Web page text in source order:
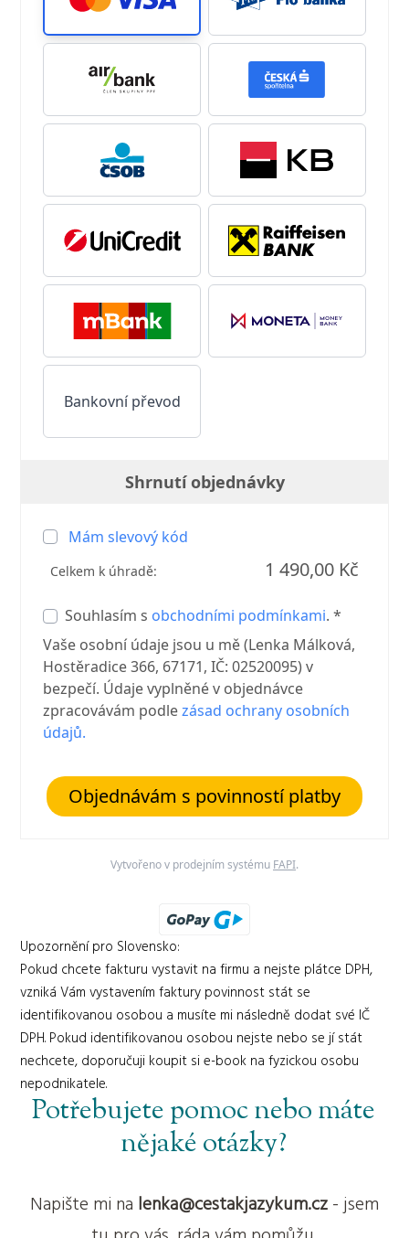
Bankovní převod
Shrnutí objednávky
Mám slevový kód
Celkem k úhradě: 1 490,00 Kč
Souhlasím s obchodními podmínkami. *
Vaše osobní údaje jsou u mě (Lenka Málková,
Hostěradice 366, 67171, IČ: 02520095) v
bezpečí. Údaje vyplněné v objednávce
zpracovávám podlezásad ochrany osobních
údajů.
Objednávám s povinností platby
Vytvořeno v prodejním systému FAPI.
Upozornění pro Slovensko:
Pokud chcete fakturu vystavit na firmu a nejste plátce DPH,
vzniká Vám vystavením faktury povinnost stát se
identifikovanou osobou a musíte mi následně dodat své IČ
DPH. Pokud identifikovanou osobou nejste nebo se jí stát
nechcete, doporučuji koupit si e-book na fyzickou osobu
nepodnikatele.
Potřebujete pomoc nebo máte
nějaké otázky?
Napište mi na lenka@cestakjazykum.cz - jsem